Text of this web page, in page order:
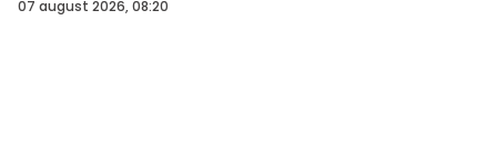
07 august 2026, 08:20